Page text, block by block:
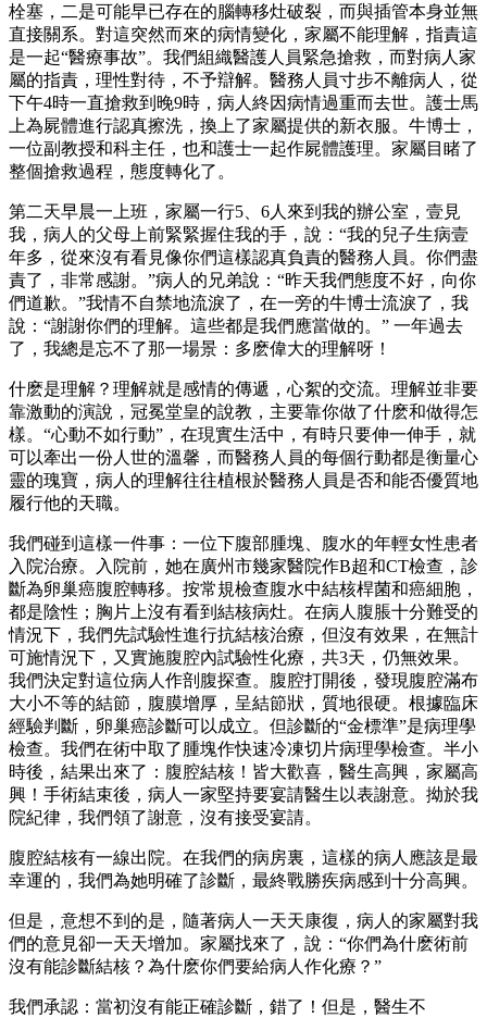
栓塞，二是可能早已存在的腦轉移灶破裂，而與插管本身並無
直接關系。對這突然而來的病情變化，家屬不能理解，指責這
是一起“醫療事故”。我們組織醫護人員緊急搶救，而對病人家
屬的指責，理性對待，不予辯解。醫務人員寸步不離病人，從
下午4時一直搶救到晚9時，病人終因病情過重而去世。護士馬
上為屍體進行認真擦洗，換上了家屬提供的新衣服。牛博士，
一位副教授和科主任，也和護士一起作屍體護理。家屬目睹了
整個搶救過程，態度轉化了。
第二天早晨一上班，家屬一行5、6人來到我的辦公室，壹見
我，病人的父母上前緊緊握住我的手，說：“我的兒子生病壹
年多，從來沒有看見像你們這樣認真負責的醫務人員。你們盡
責了，非常感謝。”病人的兄弟說：“昨天我們態度不好，向你
們道歉。”我情不自禁地流淚了，在一旁的牛博士流淚了，我
說：“謝謝你們的理解。這些都是我們應當做的。” 一年過去
了，我總是忘不了那一場景：多麽偉大的理解呀！
什麽是理解？理解就是感情的傳遞，心絮的交流。理解並非要
靠激動的演說，冠冕堂皇的說教，主要靠你做了什麽和做得怎
樣。“心動不如行動”，在現實生活中，有時只要伸一伸手，就
可以牽出一份人世的溫馨，而醫務人員的每個行動都是衡量心
靈的瑰寶，病人的理解往往植根於醫務人員是否和能否優質地
履行他的天職。
我們碰到這樣一件事：一位下腹部腫塊、腹水的年輕女性患者
入院治療。入院前，她在廣州市幾家醫院作B超和CT檢查，診
斷為卵巢癌腹腔轉移。按常規檢查腹水中結核桿菌和癌細胞，
都是陰性；胸片上沒有看到結核病灶。在病人腹脹十分難受的
情況下，我們先試驗性進行抗結核治療，但沒有效果，在無計
可施情況下，又實施腹腔內試驗性化療，共3天，仍無效果。
我們決定對這位病人作剖腹探查。腹腔打開後，發現腹腔滿布
大小不等的結節，腹膜增厚，呈結節狀，質地很硬。根據臨床
經驗判斷，卵巢癌診斷可以成立。但診斷的“金標準”是病理學
檢查。我們在術中取了腫塊作快速冷凍切片病理學檢查。半小
時後，結果出來了：腹腔結核！皆大歡喜，醫生高興，家屬高
興！手術結束後，病人一家堅持要宴請醫生以表謝意。拗於我
院紀律，我們領了謝意，沒有接受宴請。
腹腔結核有一線出院。在我們的病房裏，這樣的病人應該是最
幸運的，我們為她明確了診斷，最終戰勝疾病感到十分高興。
但是，意想不到的是，隨著病人一天天康復，病人的家屬對我
們的意見卻一天天增加。家屬找來了，說：“你們為什麽術前
沒有能診斷結核？為什麽你們要給病人作化療？”
我們承認：當初沒有能正確診斷，錯了！但是，醫生不